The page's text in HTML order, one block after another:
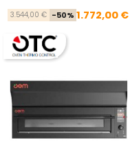
3.544,00 € -50% 1.772,00 €